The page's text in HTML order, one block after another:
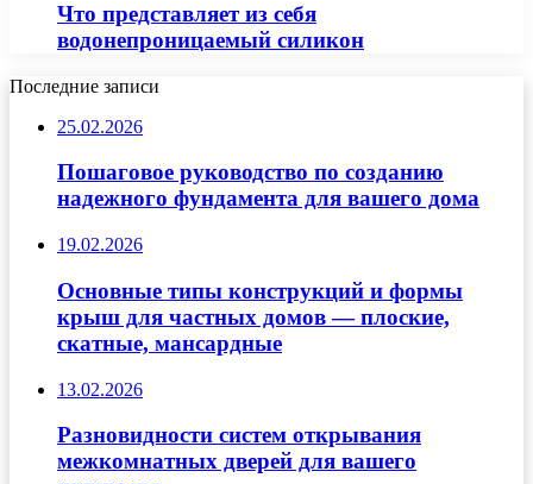
Что представляет из себя
водонепроницаемый силикон
Последние записи
25.02.2026
Пошаговое руководство по созданию
надежного фундамента для вашего дома
19.02.2026
Основные типы конструкций и формы
крыш для частных домов — плоские,
скатные, мансардные
13.02.2026
Разновидности систем открывания
межкомнатных дверей для вашего